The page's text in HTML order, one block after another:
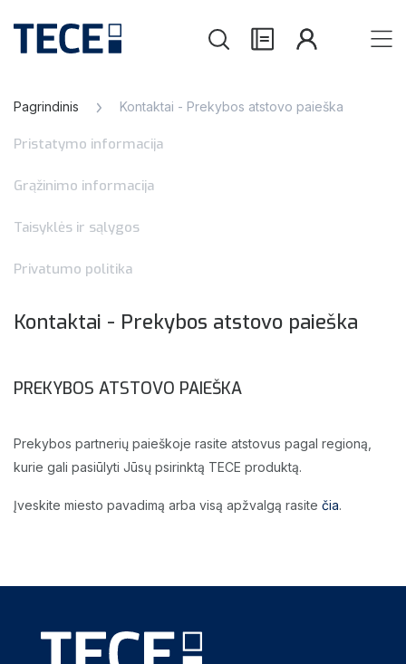
Pagrindinis Kontaktai - Prekybos atstovo paieška
Pristatymo informacija
Grąžinimo informacija
Taisyklės ir sąlygos
Privatumo politika
Kontaktai - Prekybos atstovo paieška
PREKYBOS ATSTOVO PAIEŠKA
Prekybos partnerių paieškoje rasite atstovus pagal regioną,
kurie gali pasiūlyti Jūsų psirinktą TECE produktą.
Įveskite miesto pavadimą arba visą apžvalgą rasite čia.